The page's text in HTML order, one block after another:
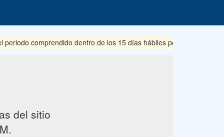
comprendido dentro de los 15 días hábiles posteriores a su
del sitio